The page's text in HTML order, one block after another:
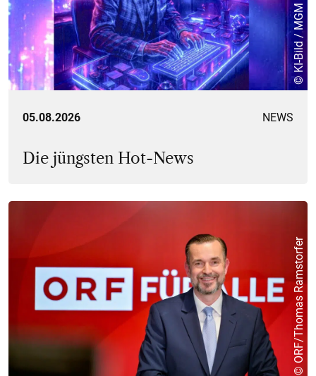
© KI-Bild / MGM
05.08.2026 NEWS
Die jüngsten Hot-News
© ORF/Thomas Ramstorfer